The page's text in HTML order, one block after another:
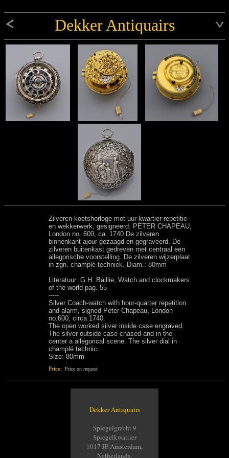
Dekker Antiquairs
Zilveren koetshorloge met uur-kwartier repetitie
en wekkerwerk, gesigneerd: PETER CHAPEAU,
London no. 600, ca. 1740 De zilveren
binnenkant ajour gezaagd en gegraveerd. De
zilveren buitenkast gedreven met centraal een
allegorische voorstelling. De zilveren wijzerplaat
in zgn. champlé techniek. Diam.: 80mm
Literatuur: G.H. Baillie, Watch and clockmakers
of the world pag. 55
-----
Silver Coach-watch with hour-quarter repetition
and alarm, signed Peter Chapeau, London
no.600, circa 1740.
The open worked silver inside case engraved.
The silver outside case chased and in the
center a allegorical scene. The silver dial in
champlé technic.
Size: 80mm
Price: Price on request
Dekker Antiquairs
Spiegelgracht 9
Spiegelkwartier
1017 JP Amsterdam,
Netherlands.